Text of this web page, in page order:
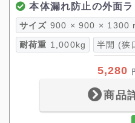
本体漏れ防止の外面
サイズ 900 × 900 × 1300
耐荷重 1,000kg 半開 (狭
5,280
商品